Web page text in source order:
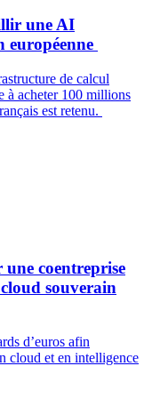
une AI
européenne
de calcul
à acheter 100 millions
est retenu.
coentreprise
souverain
d’euros afin
cloud et en intelligence